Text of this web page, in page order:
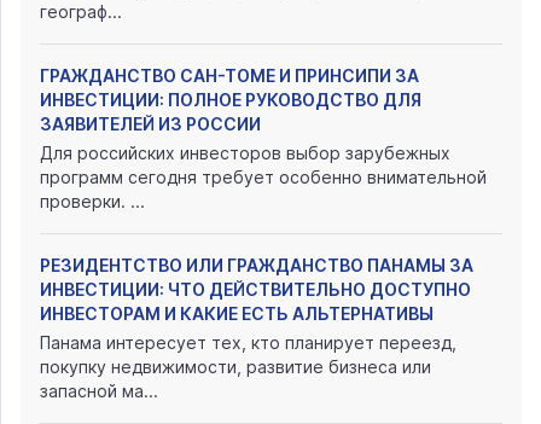
географ...
ГРАЖДАНСТВО САН-ТОМЕ И ПРИНСИПИ ЗА
ИНВЕСТИЦИИ: ПОЛНОЕ РУКОВОДСТВО ДЛЯ
ЗАЯВИТЕЛЕЙ ИЗ РОССИИ
Для российских инвесторов выбор зарубежных
программ сегодня требует особенно внимательной
проверки. ...
РЕЗИДЕНТСТВО ИЛИ ГРАЖДАНСТВО ПАНАМЫ ЗА
ИНВЕСТИЦИИ: ЧТО ДЕЙСТВИТЕЛЬНО ДОСТУПНО
ИНВЕСТОРАМ И КАКИЕ ЕСТЬ АЛЬТЕРНАТИВЫ
Панама интересует тех, кто планирует переезд,
покупку недвижимости, развитие бизнеса или
запасной ма...